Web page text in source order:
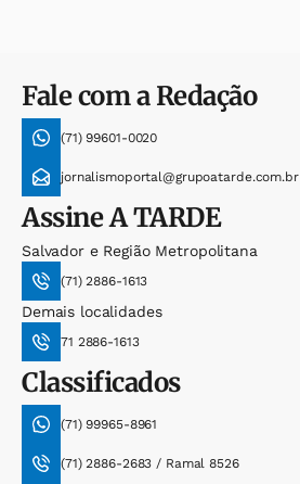
Fale com a Redação
(71) 99601-0020
jornalismoportal@grupoatarde.com.br
AssineA TARDE
Salvador e Região Metropolitana
(71) 2886-1613
Demais localidades
71 2886-1613
Classificados
(71) 99965-8961
(71) 2886-2683 / Ramal 8526